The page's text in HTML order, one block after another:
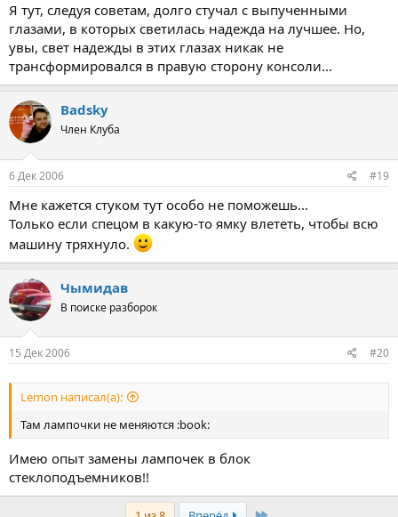
Я тут, следуя советам, долго стучал с выпученными
глазами, в которых светилась надежда на лучшее. Но,
увы, свет надежды в этих глазах никак не
трансформировался в правую сторону консоли...
Badsky
Член Клуба
6 Дек 2006 #19
Мне кажется стуком тут особо не поможешь...
Только если спецом в какую-то ямку влететь, чтобы всю
машину тряхнуло.
Чымидав
В поиске разборок
15 Дек 2006 #20
Lemon написал(а):
Там лампочки не меняются :book:
Имею опыт замены лампочек в блок
стеклоподъемников!!